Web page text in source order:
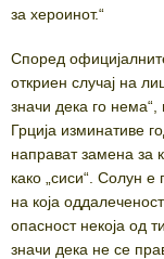
за хероинот.“
Според
откриен случај на
значи дека го
Грција изминативе
направат замена за
како „сиси“. Солун
на која
опасност некоја од
значи дека не се